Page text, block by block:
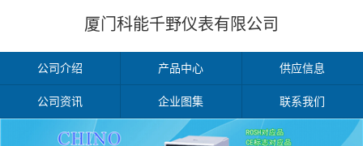
厦门科能千野仪表有限公司
公司介绍 产品中心 供应信息
公司资讯 企业图集 联系我们